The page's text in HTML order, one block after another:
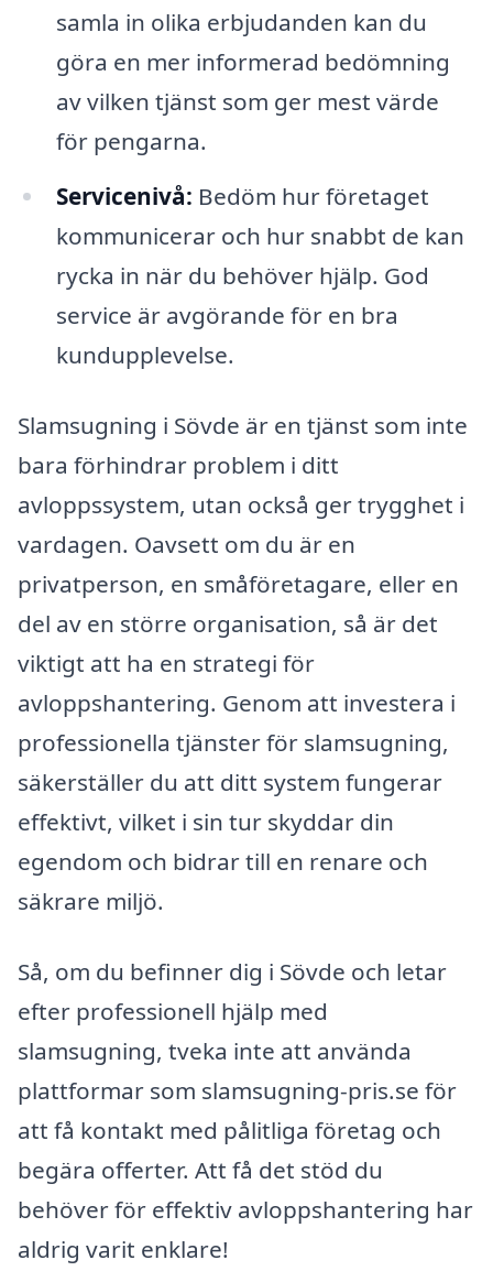
samla in olika erbjudanden kan du
göra en mer informerad bedömning
av vilken tjänst som ger mest värde
för pengarna.
Servicenivå: Bedöm hur företaget
kommunicerar och hur snabbt de kan
rycka in när du behöver hjälp. God
service är avgörande för en bra
kundupplevelse.
Slamsugning i Sövde är en tjänst som inte
bara förhindrar problem i ditt
avloppssystem, utan också ger trygghet i
vardagen. Oavsett om du är en
privatperson, en småföretagare, eller en
del av en större organisation, så är det
viktigt att ha en strategi för
avloppshantering. Genom att investera i
professionella tjänster för slamsugning,
säkerställer du att ditt system fungerar
effektivt, vilket i sin tur skyddar din
egendom och bidrar till en renare och
säkrare miljö.
Så, om du befinner dig i Sövde och letar
efter professionell hjälp med
slamsugning, tveka inte att använda
plattformar som slamsugning-pris.se för
att få kontakt med pålitliga företag och
begära offerter. Att få det stöd du
behöver för effektiv avloppshantering har
aldrig varit enklare!